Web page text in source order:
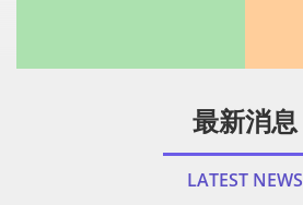
最新消息
LATEST NEWS